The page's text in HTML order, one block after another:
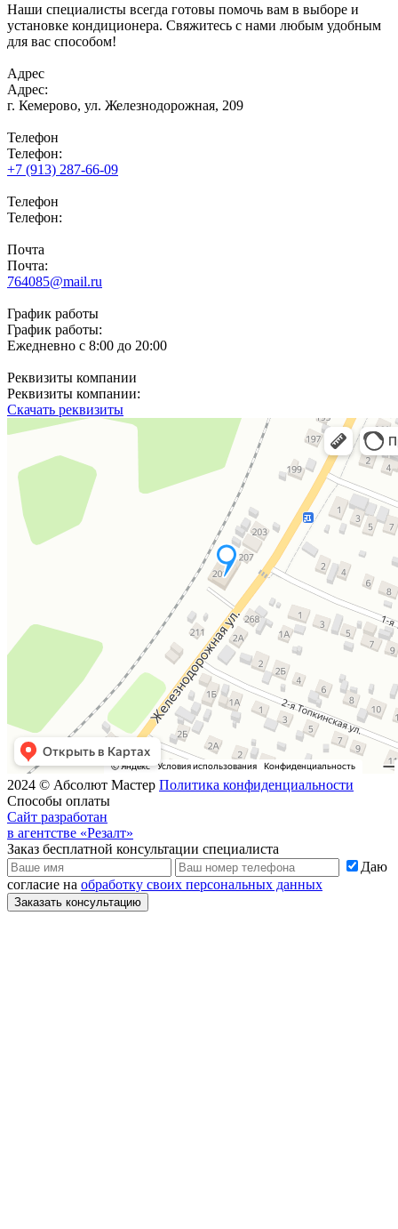
Наши специалисты всегда готовы помочь вам в выборе и
установке кондиционера. Свяжитесь с нами любым удобным
для вас способом!
Адрес
Адрес:
г. Кемерово, ул. Железнодорожная, 209
Телефон
Телефон:
+7 (913) 287-66-09
Телефон
Телефон:
Почта
Почта:
764085@mail.ru
График работы
График работы:
Ежедневно с 8:00 до 20:00
Реквизиты компании
Реквизиты компании:
Скачать реквизиты
2024 © Абсолют Мастер Политика конфиденциальности
Способы оплаты
Сайт разработан
в агентстве «Резалт»
Заказ бесплатной консультации специалиста
Даю
согласие на обработку своих персональных данных
Заказать консультацию